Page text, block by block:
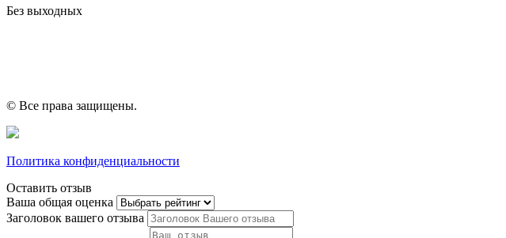
Без выходных
© Все права защищены.
Политика конфиденциальности
Оставить отзыв
Ваша общая оценка
Заголовок вашего отзыва